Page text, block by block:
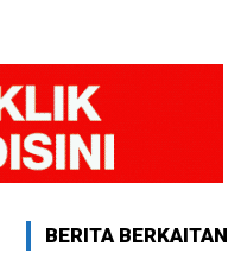
BERITA BERKAITAN